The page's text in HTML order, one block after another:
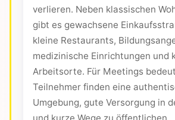
verlieren. Neben klassischen
gibt es gewachsene
kleine Restaurants,
medizinische Einrichtungen und
Arbeitsorte. Für Meetings
Teilnehmer finden eine
Umgebung, gute Versorgung in